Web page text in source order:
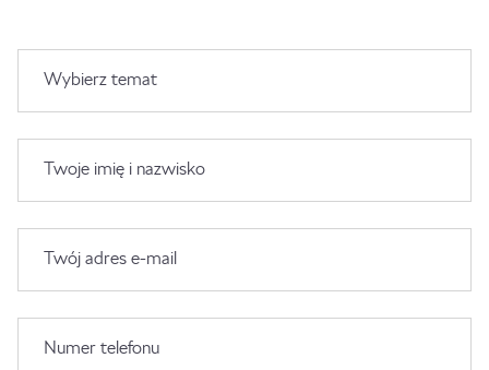
Wybierz temat
Twoje imię i nazwisko
Twój adres e-mail
Numer telefonu